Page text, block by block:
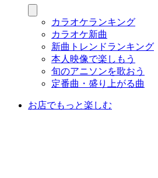
カラオケランキング
カラオケ新曲
新曲トレンドランキング
本人映像で楽しもう
旬のアニソンを歌おう
定番曲・盛り上がる曲
お店でもっと楽しむ